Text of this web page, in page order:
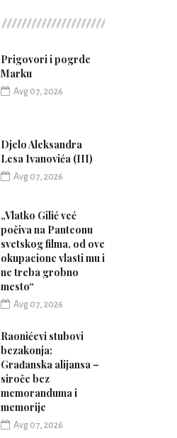
Prigovori i pogrde
Marku
Avg 07, 2026
Djelo Aleksandra
Lesa Ivanovića (III)
Avg 07, 2026
„Vlatko Gilić već
počiva na Panteonu
svetskog filma, od ove
okupacione vlasti mu i
ne treba grobno
mesto“
Avg 07, 2026
Raonićevi stubovi
bezakonja:
Građanska alijansa –
siroče bez
memoranduma i
memorije
Avg 07, 2026